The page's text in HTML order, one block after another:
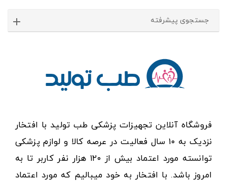
جستجوی پیشرفته
فروشگاه آنلاین تجهیزات پزشکی طب تولید با افتخار
نزدیک به ۱۰ سال فعالیت در عرصه کالا و لوازم پزشکی
توانسته مورد اعتماد بیش از ۱۲۰ هزار نفر کاربر تا به
امروز باشد. با افتخار به خود میبالیم که مورد اعتماد